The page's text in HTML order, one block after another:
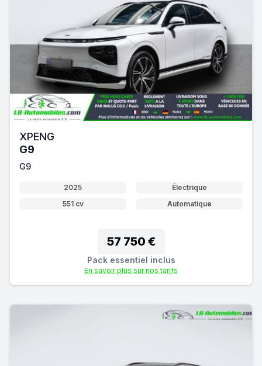
XPENG
G9
G9
2025
Électrique
551 cv
Automatique
57 750 €
Pack essentiel inclus
En savoir plus sur nos tarifs